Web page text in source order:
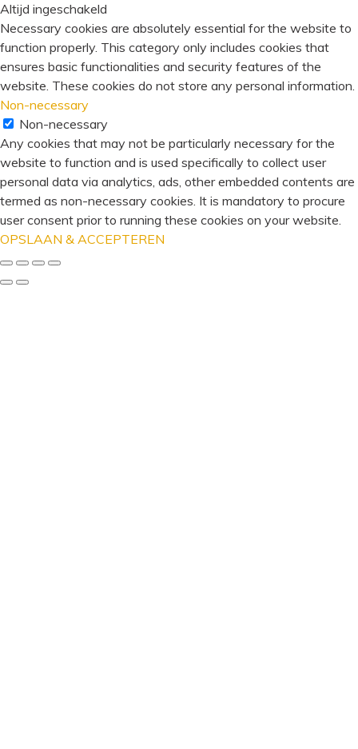
Altijd ingeschakeld
Necessary cookies are absolutely essential for the website to
function properly. This category only includes cookies that
ensures basic functionalities and security features of the
website. These cookies do not store any personal information.
Non-necessary
Non-necessary
Any cookies that may not be particularly necessary for the
website to function and is used specifically to collect user
personal data via analytics, ads, other embedded contents are
termed as non-necessary cookies. It is mandatory to procure
user consent prior to running these cookies on your website.
OPSLAAN & ACCEPTEREN